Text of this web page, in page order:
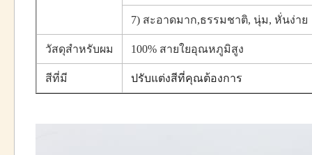
7) สะอาดมาก,ธรรมชาติ, นุ่ม, หั่นง่าย
วัสดุสําหรับผม 100% สายใยอุณหภูมิสูง
สีที่มี ปรับแต่งสีที่คุณต้องการ